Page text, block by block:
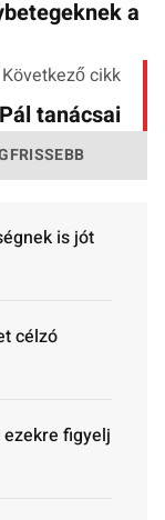
a
Következő cikk
tanácsai
is jót
célzó
figyelj